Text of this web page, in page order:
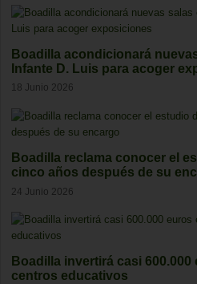
Boadilla acondicionará
Infante D. Luis para acoger
18 Junio 2026
Boadilla reclama conocer el
cinco años después de su
24 Junio 2026
Boadilla invertirá casi
centros educativos